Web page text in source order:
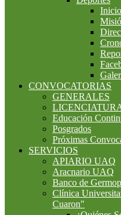
Inicio
CONVOCATORIAS
GENERALES
Educación
Posgrados
Próximas
SERVICIOS
APIARIO UAQ
Aracnario UAQ
Banco de
Clínica
Cuaron"